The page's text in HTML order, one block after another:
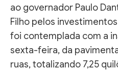
ao governador Paulo
Filho pelos
foi contemplada com a
sexta-feira, da
ruas, totalizando 7,25